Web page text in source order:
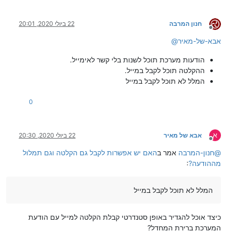
מנותק
חנון המרבה 22 ביולי 2020, 20:01
@אבא-של-מאיר
הודעות מערכת תוכל לשנות בלי קשר לאימייל.
ההקלטה תוכל לקבל במייל.
המלל לא תוכל לקבל במייל
0
א
מנותק
אבא של מאיר 22 ביולי 2020, 20:30
@חנון-המרבה אמר בהאם יש אפשרות לקבל גם הקלטה וגם תמלול
מההודעה?:
המלל לא תוכל לקבל במייל
כיצד אוכל להגדיר באופן סטנדרטי קבלת הקלטה למייל עם הודעת
המערכת ברירת המחדל?